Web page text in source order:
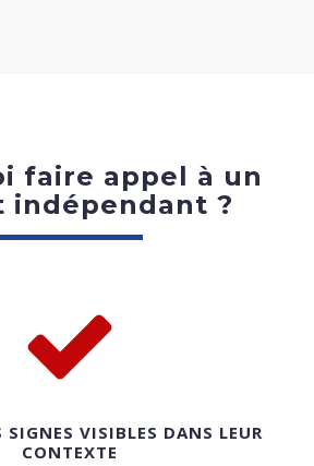
faire appel à un
indépendant ?
SIGNES VISIBLES DANS LEUR
CONTEXTE